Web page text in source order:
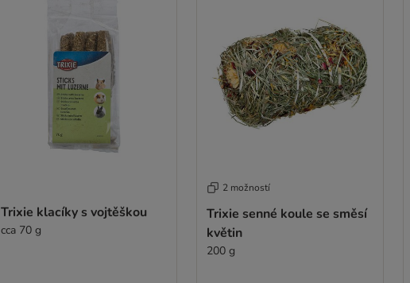
Trixie klacíky s vojtěškou
cca 70 g
2 možností
Trixie senné koule se směsí
květin
200 g